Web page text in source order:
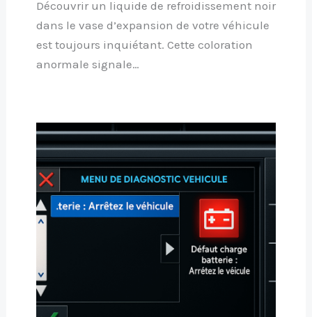
Découvrir un liquide de refroidissement noir
dans le vase d’expansion de votre véhicule
est toujours inquiétant. Cette coloration
anormale signale…